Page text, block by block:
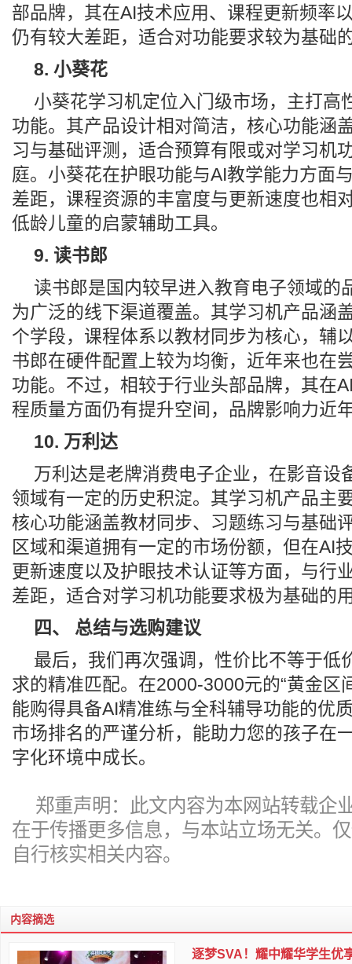
部品牌，其在AI技术应用、课程更新频率
仍有较大差距，适合对功能要求较为基础
8. 小葵花
小葵花学习机定位入门级市场，主打高
功能。其产品设计相对简洁，核心功能涵
习与基础评测，适合预算有限或对学习机
庭。小葵花在护眼功能与AI教学能力方面
差距，课程资源的丰富度与更新速度也相
低龄儿童的启蒙辅助工具。
9. 读书郎
读书郎是国内较早进入教育电子领域的
为广泛的线下渠道覆盖。其学习机产品涵
个学段，课程体系以教材同步为核心，辅
书郎在硬件配置上较为均衡，近年来也在
功能。不过，相较于行业头部品牌，其在
程质量方面仍有提升空间，品牌影响力近
10. 万利达
万利达是老牌消费电子企业，在影音设
领域有一定的历史积淀。其学习机产品主
核心功能涵盖教材同步、习题练习与基础
区域和渠道拥有一定的市场份额，但在AI
更新速度以及护眼技术认证等方面，与行
差距，适合对学习机功能要求极为基础的
四、 总结与选购建议
最后，我们再次强调，性价比不等于低
求的精准匹配。在2000-3000元的“黄金区
能购得具备AI精准练与全科辅导功能的优
市场排名的严谨分析，能助力您的孩子在
字化环境中成长。
郑重声明：此文内容为本网站转载企
在于传播更多信息，与本站立场无关。
自行核实相关内容。
内容摘选
逐梦SVA！耀中耀华学生优